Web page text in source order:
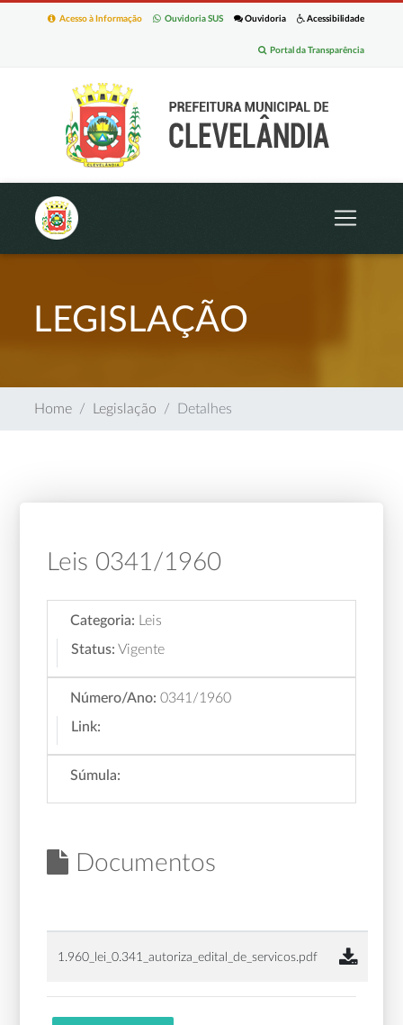
Acessibilidade
Ouvidoria
Ouvidoria SUS
Acesso à Informação
Portal da Transparência
LEGISLAÇÃO
Home Legislação Detalhes
Leis 0341/1960
Categoria:
Leis
Status: Vigente
Número/Ano: 0341/1960
Link:
Súmula:
Documentos
1.960_lei_0.341_autoriza_edital_de_servicos.pdf